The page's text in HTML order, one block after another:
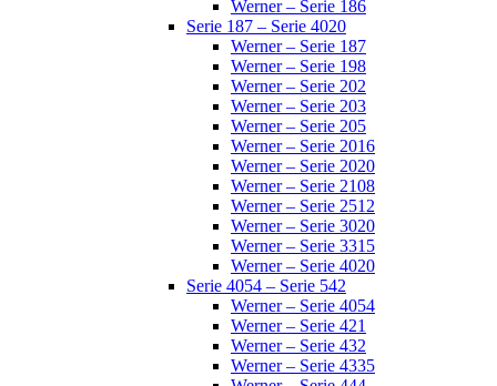
Werner – Serie 186
Serie 187 – Serie 4020
Werner – Serie 187
Werner – Serie 198
Werner – Serie 202
Werner – Serie 203
Werner – Serie 205
Werner – Serie 2016
Werner – Serie 2020
Werner – Serie 2108
Werner – Serie 2512
Werner – Serie 3020
Werner – Serie 3315
Werner – Serie 4020
Serie 4054 – Serie 542
Werner – Serie 4054
Werner – Serie 421
Werner – Serie 432
Werner – Serie 4335